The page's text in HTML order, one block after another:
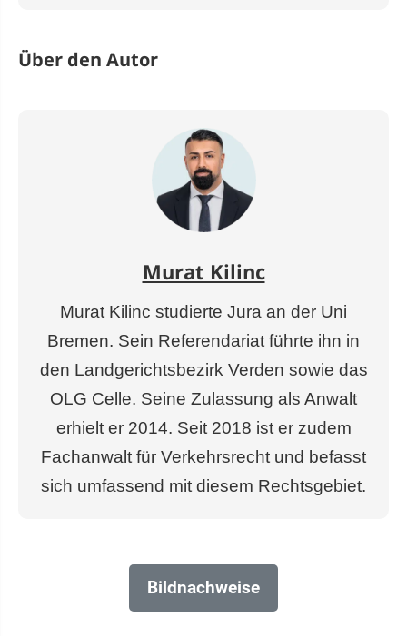
Über den Autor
Murat Kilinc
Murat Kilinc studierte Jura an der Uni
Bremen. Sein Referendariat führte ihn in
den Landgerichtsbezirk Verden sowie das
OLG Celle. Seine Zulassung als Anwalt
erhielt er 2014. Seit 2018 ist er zudem
Fachanwalt für Verkehrsrecht und befasst
sich umfassend mit diesem Rechtsgebiet.
Bildnachweise